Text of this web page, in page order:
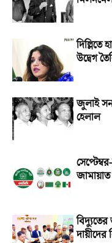
দিল্লিতে
উদ্বেগ
জুলাই
হেলাল
দায়ীদের